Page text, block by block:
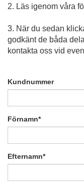
2. Läs igenom våra
3. När du sedan
godkänt de båda
kontakta oss vid
Kundnummer
Förnamn*
Efternamn*